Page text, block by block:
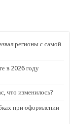
регионы с самой
в 2026 году
что изменилось?
при оформлении